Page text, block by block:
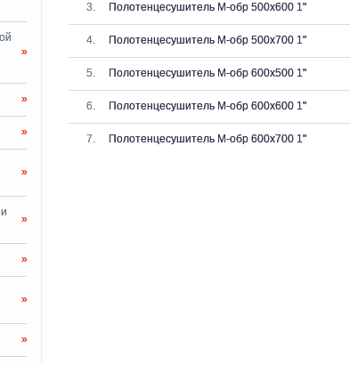
»
»
»
»
»
»
»
»
Полотенцесушитель М-обр 500х600 1"
Полотенцесушитель М-обр 500х700 1"
Полотенцесушитель М-обр 600х500 1"
Полотенцесушитель М-обр 600х600 1"
Полотенцесушитель М-обр 600х700 1"